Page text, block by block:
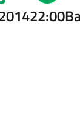
22:00